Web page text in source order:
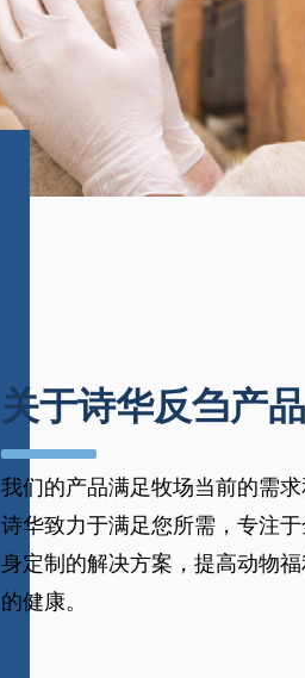
关于诗华反刍产品
我们的产品满足牧场当前的需求
诗华致力于满足您所需，专注
身定制的解决方案，提高动物
的健康。